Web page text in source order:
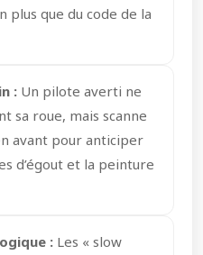
plus que du code de la
: Un pilote averti ne
sa roue, mais scanne
avant pour anticiper
d’égout et la peinture
: Les « slow